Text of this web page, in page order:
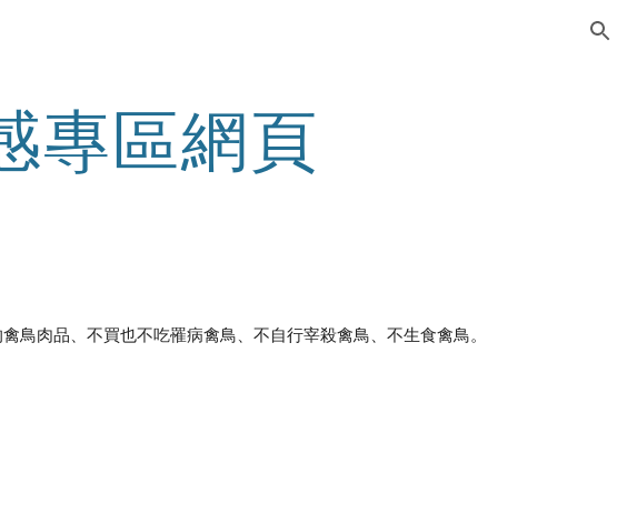
專區網頁
鳥肉品、不買也不吃罹病禽鳥、不自行宰殺禽鳥、不生食禽鳥。